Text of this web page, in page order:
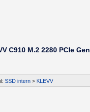
C910 M.2 2280 PCIe
SSD intern > KLEVV